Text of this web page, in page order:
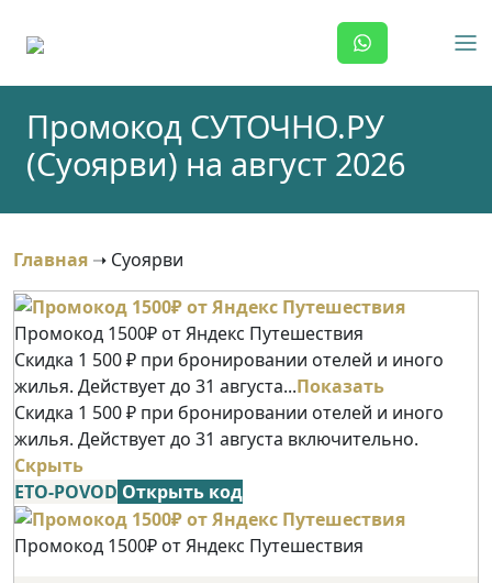
Промокод СУТОЧНО.РУ
(Суоярви) на август 2026
Главная ➝ Суоярви
Промокод 1500₽ от Яндекс Путешествия
Скидка 1 500 ₽ при бронировании отелей и иного
жилья. Действует до 31 августа...Показать
Скидка 1 500 ₽ при бронировании отелей и иного
жилья. Действует до 31 августа включительно.
Скрыть
ETO-POVOD Открыть код
Промокод 1500₽ от Яндекс Путешествия